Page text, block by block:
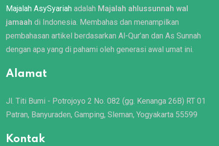
Majalah AsySyariah adalah Majalah ahlussunnah wal
jamaah di Indonesia. Membahas dan menampilkan
pembahasan artikel berdasarkan Al-Qur’an dan As Sunnah
dengan apa yang di pahami oleh generasi awal umat ini.
Alamat
Jl. Titi Bumi - Potrojoyo 2 No. 082 (gg. Kenanga 26B) RT 01
Patran, Banyuraden, Gamping, Sleman, Yogyakarta 55599
Kontak